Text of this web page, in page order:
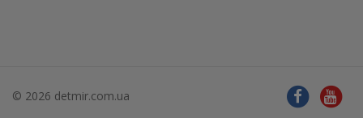
© 2026 detmir.com.ua